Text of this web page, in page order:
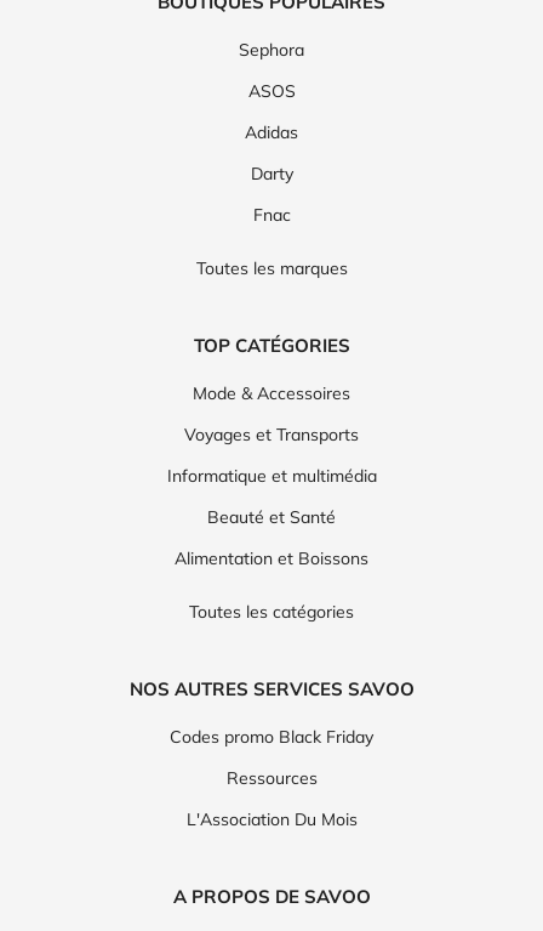
Sephora
ASOS
Adidas
Darty
Fnac
Toutes les marques
TOP CATÉGORIES
Mode & Accessoires
Voyages et Transports
Informatique et multimédia
Beauté et Santé
Alimentation et Boissons
Toutes les catégories
NOS AUTRES SERVICES SAVOO
Codes promo Black Friday
Ressources
L'Association Du Mois
A PROPOS DE SAVOO